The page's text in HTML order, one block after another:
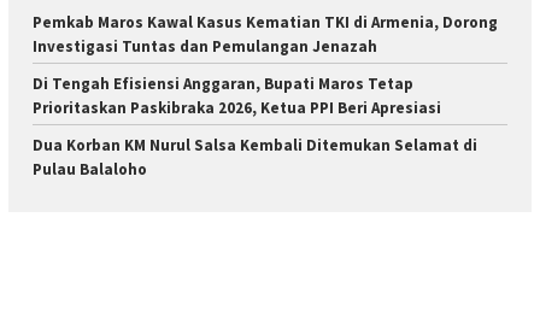
Pemkab Maros Kawal Kasus Kematian TKI di Armenia, Dorong
Investigasi Tuntas dan Pemulangan Jenazah
Di Tengah Efisiensi Anggaran, Bupati Maros Tetap
Prioritaskan Paskibraka 2026, Ketua PPI Beri Apresiasi
Dua Korban KM Nurul Salsa Kembali Ditemukan Selamat di
Pulau Balaloho